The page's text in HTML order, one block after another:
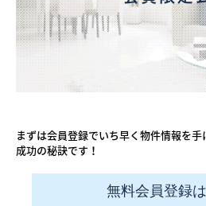
まずは会員登録でいち早く物件情報を
成功の秘訣です！
無料会員登録